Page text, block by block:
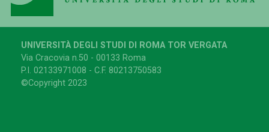
UNIVERSITÀ DEGLI STUDI DI ROMA TOR VERGATA
Via Cracovia n.50 - 00133 Roma
P.I. 02133971008 - C.F. 80213750583
©Copyright 2023